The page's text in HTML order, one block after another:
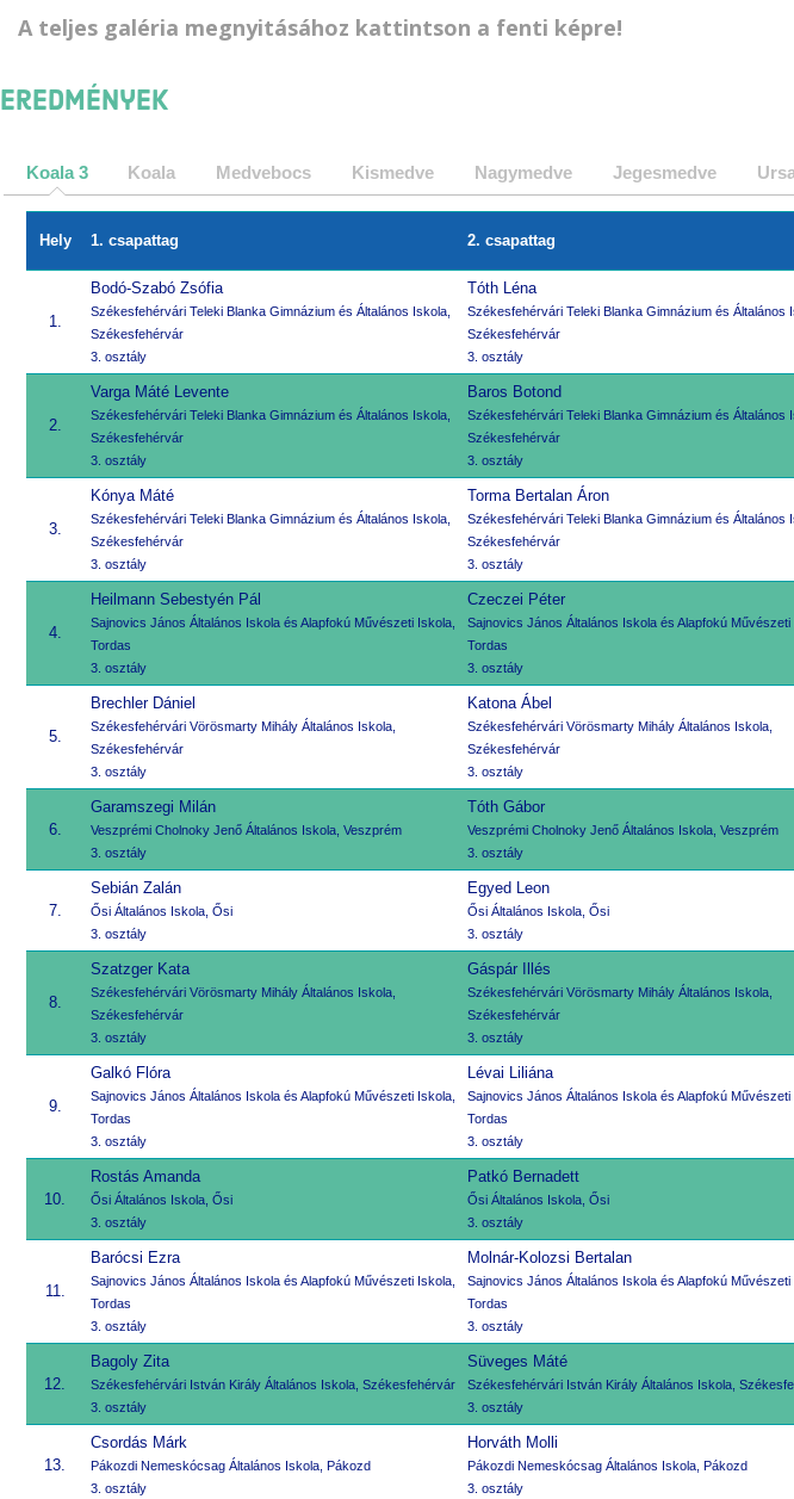
A teljes galéria megnyitásához kattintson a fenti képre!
Eredmények
Koala 3 Koala Medvebocs Kismedve Nagymedve Jegesmedve
Hely 1. csapattag 2. csapattag
1.
Bodó-Szabó Zsófia
Székesfehérvári Teleki Blanka Gimnázium és Általános Iskola,
Székesfehérvár
3. osztály
Tóth Léna
Székesfehérvári Teleki Blanka Gimnázium és Általános
Székesfehérvár
3. osztály
2.
Varga Máté Levente
Székesfehérvári Teleki Blanka Gimnázium és Általános Iskola,
Székesfehérvár
3. osztály
Baros Botond
Székesfehérvári Teleki Blanka Gimnázium és Általános
Székesfehérvár
3. osztály
3.
Kónya Máté
Székesfehérvári Teleki Blanka Gimnázium és Általános Iskola,
Székesfehérvár
3. osztály
Torma Bertalan Áron
Székesfehérvári Teleki Blanka Gimnázium és Általános
Székesfehérvár
3. osztály
4.
Heilmann Sebestyén Pál
Sajnovics János Általános Iskola és Alapfokú Művészeti Iskola,
Tordas
3. osztály
Czeczei Péter
Sajnovics János Általános Iskola és Alapfokú Művészeti
Tordas
3. osztály
5.
Brechler Dániel
Székesfehérvári Vörösmarty Mihály Általános Iskola,
Székesfehérvár
3. osztály
Katona Ábel
Székesfehérvári Vörösmarty Mihály Általános Iskola,
Székesfehérvár
3. osztály
6.
Garamszegi Milán
Veszprémi Cholnoky Jenő Általános Iskola, Veszprém
3. osztály
Tóth Gábor
Veszprémi Cholnoky Jenő Általános Iskola, Veszprém
3. osztály
7.
Sebián Zalán
Ősi Általános Iskola, Ősi
3. osztály
Egyed Leon
Ősi Általános Iskola, Ősi
3. osztály
8.
Szatzger Kata
Székesfehérvári Vörösmarty Mihály Általános Iskola,
Székesfehérvár
3. osztály
Gáspár Illés
Székesfehérvári Vörösmarty Mihály Általános Iskola,
Székesfehérvár
3. osztály
9.
Galkó Flóra
Sajnovics János Általános Iskola és Alapfokú Művészeti Iskola,
Tordas
3. osztály
Lévai Liliána
Sajnovics János Általános Iskola és Alapfokú Művészeti
Tordas
3. osztály
10.
Rostás Amanda
Ősi Általános Iskola, Ősi
3. osztály
Patkó Bernadett
Ősi Általános Iskola, Ősi
3. osztály
11.
Barócsi Ezra
Sajnovics János Általános Iskola és Alapfokú Művészeti Iskola,
Tordas
3. osztály
Molnár-Kolozsi Bertalan
Sajnovics János Általános Iskola és Alapfokú Művészeti
Tordas
3. osztály
12.
Bagoly Zita
Székesfehérvári István Király Általános Iskola, Székesfehérvár
3. osztály
Süveges Máté
Székesfehérvári István Király Általános Iskola,
3. osztály
13.
Csordás Márk
Pákozdi Nemeskócsag Általános Iskola, Pákozd
3. osztály
Horváth Molli
Pákozdi Nemeskócsag Általános Iskola, Pákozd
3. osztály